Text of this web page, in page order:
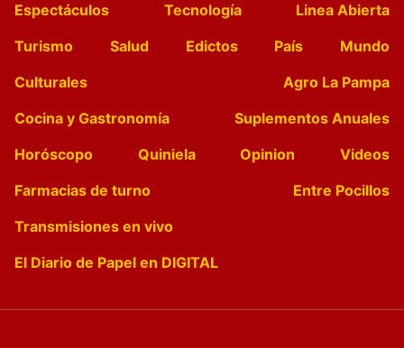
Espectáculos
Tecnología
Linea Abierta
Turismo
Salud Edictos País
Mundo
Culturales
Agro La Pampa
Cocina y Gastronomía
Suplementos Anuales
Horóscopo
Quiniela Opinion
Videos
Farmacias de turno
Entre Pocillos
Transmisiones en vivo
El Diario de Papel en DIGITAL